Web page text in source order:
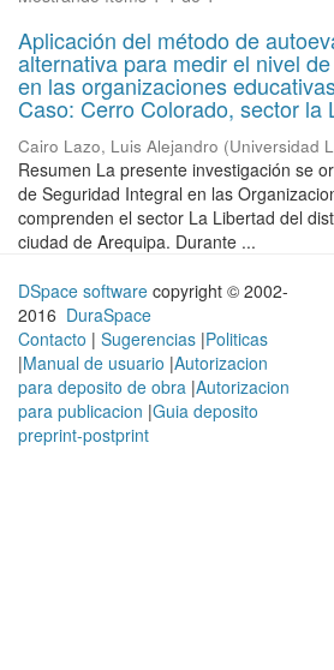
Aplicación del método de
alternativa para medir el nivel
en las organizaciones
Caso: Cerro Colorado, sector la
Cairo Lazo, Luis Alejandro (Universidad
Resumen La presente investigación se
de Seguridad Integral en las
comprenden el sector La Libertad del
ciudad de Arequipa. Durante ...
DSpace software copyright © 2002-
2016 DuraSpace
Contacto | Sugerencias |Politicas
|Manual de usuario |Autorizacion
para deposito de obra |Autorizacion
para publicacion |Guia deposito
preprint-postprint